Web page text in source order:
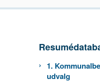
1.
udvalg